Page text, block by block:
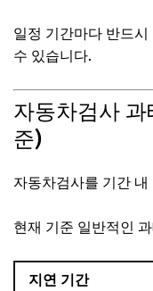
일정 기간마다 반드
수 있습니다.
자동차검사 과
준)
자동차검사를 기간
현재 기준 일반적인
지연 기간